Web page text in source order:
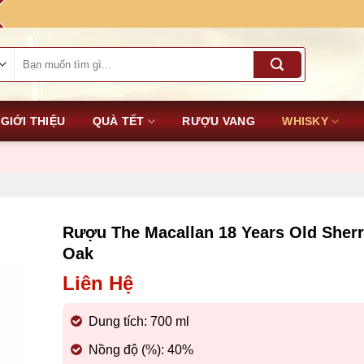
kiếm:
GIỚI THIỆU QUÀ TẾT RƯỢU VANG WHISKY
Rượu The Macallan 18 Years Old
Oak
Liên Hệ
Dung tích: 700 ml
Nồng độ (%): 40%